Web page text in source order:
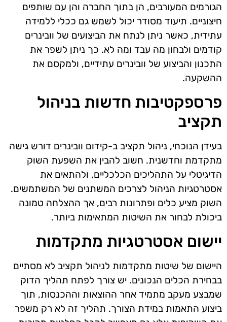
הגורמים המעורבים, הן בתוך החברה והן עם שותפים
חיצוניים. תיעוד מסודר יכול לשמש גם ככלי ללמידה
עתידית, כאשר ניתן לנתח את הביצועים של וובינרים
קודמים ולבחון מה עבד ומה לא. כך ניתן לשפר את
התכנון והביצוע של וובינרים עתידיים, ולמקסם את
ההשקעה.
פרספקטיבות חדשות בניהול
תקציב
בעידן הנוכחי, ניהול תקציב ב-קידום וובינרים דורש גישה
מתקדמת וחדשנית. חשוב להבין את השפעת השוק
הדיגיטלי על התהליכים הכלכליים, ולהתאים את
אסטרטגיות הניהול לצרכים המשתנים של המשתמשים.
השוק מציע כלים ופתרונות רבים, אך ההצלחה טמונה
ביכולת לבחור את השיטות המתאימות ביותר.
יישום אסטרטגיות מתקדמות
היישום של שיטות מתקדמות לניהול תקציב לא מסתיים
בבחירת הכלים הנכונים. יש צורך לפתח תהליך הדוק
שמבצע מעקב מתמיד אחר ההוצאות וההכנסות, תוך
ביצוע התאמות במידת הצורך. תהליך זה לא רק משפר